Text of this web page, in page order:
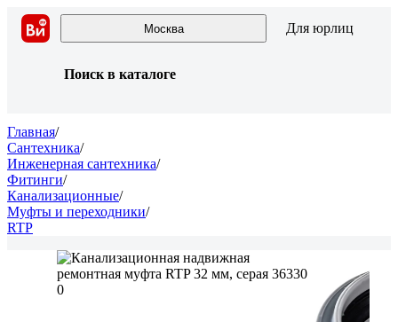
Москва Для юрлиц
Поиск в каталоге
Главная/
Сантехника/
Инженерная сантехника/
Фитинги/
Канализационные/
Муфты и переходники/
RTP